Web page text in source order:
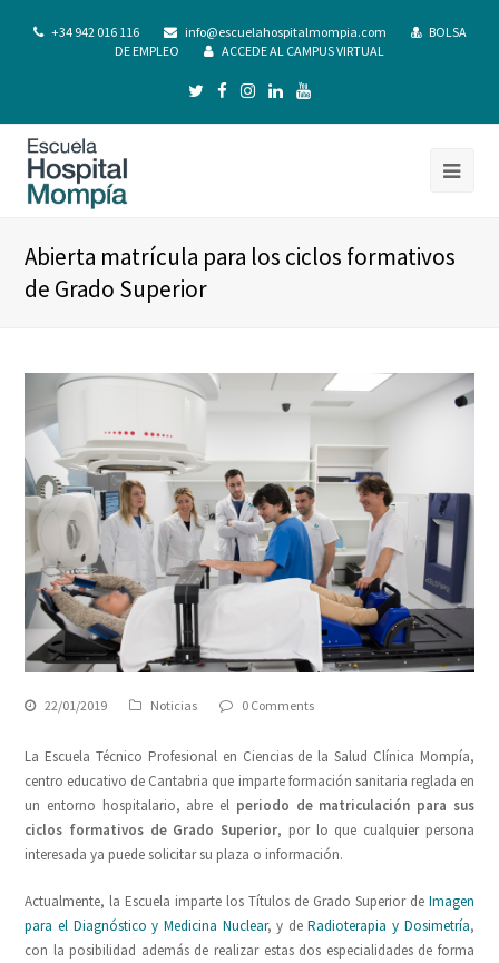
+34 942 016 116 info@escuelahospitalmompia.com
BOLSA
DE EMPLEO
ACCEDE AL CAMPUS VIRTUAL
Abierta matrícula para los ciclos formativos
de Grado Superior
22/01/2019 Noticias 0 Comments
La Escuela Técnico Profesional en Ciencias de la Salud Clínica Mompía,
centro educativo de Cantabria que imparte formación sanitaria reglada en
un entorno hospitalario, abre el periodo de matriculación para sus
ciclos formativos de Grado Superior, por lo que cualquier persona
interesada ya puede solicitar su plaza o información.
Actualmente, la Escuela imparte los Títulos de Grado Superior de Imagen
para el Diagnóstico y Medicina Nuclear, y deRadioterapia y Dosimetría,
con la posibilidad además de realizar estas dos especialidades de forma